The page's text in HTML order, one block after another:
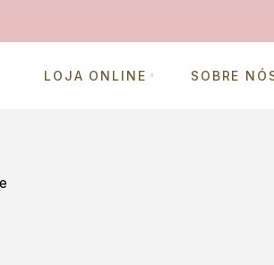
LOJA ONLINE SOBRE